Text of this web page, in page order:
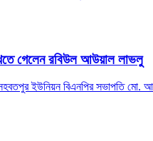
গেলেন রবিউল আউয়াল লাভলু
ইউনিয়ন বিএনপির সভাপতি